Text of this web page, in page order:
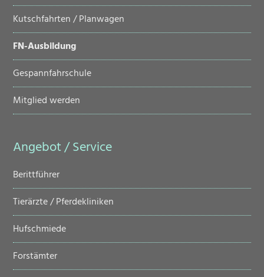
Kutschfahrten / Planwagen
FN-Ausbildung
Gespannfahrschule
Mitglied werden
Angebot / Service
Navigation
überspringen
Berittführer
Tierärzte / Pferdekliniken
Hufschmiede
Forstämter